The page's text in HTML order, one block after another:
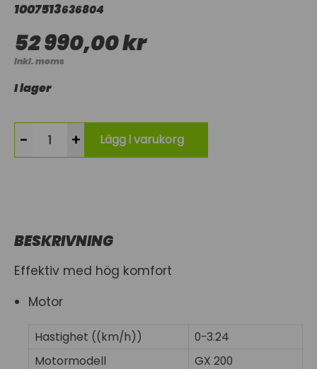
1007513636804
52 990,00 kr
Inkl. moms
I lager
- + Lägg i varukorg
BESKRIVNING
Effektiv med hög komfort
Motor
Hastighet ((km/h))
0-3.24
Motormodell
GX 200